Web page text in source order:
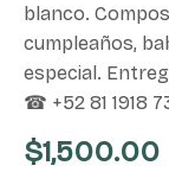
blanco.
cumpleaños,
especial.
☎ +52 81 1918
$1,500.00